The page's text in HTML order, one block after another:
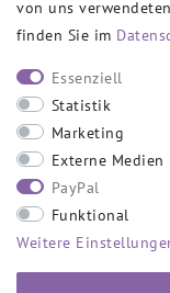
SOCIAL
SICHER EINKAUFEN
von uns
finden Sie im
Essenziell
Statistik
Marketing
Externe Medien
PayPal
Funktional
Weitere